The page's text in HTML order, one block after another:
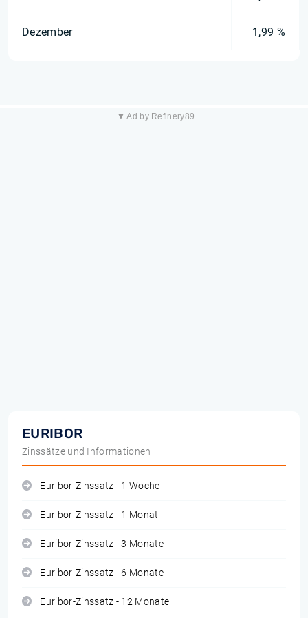
Dezember 1,99 %
▼ Ad by Refinery89
EURIBOR
Zinssätze und Informationen
Euribor-Zinssatz - 1 Woche
Euribor-Zinssatz - 1 Monat
Euribor-Zinssatz - 3 Monate
Euribor-Zinssatz - 6 Monate
Euribor-Zinssatz - 12 Monate